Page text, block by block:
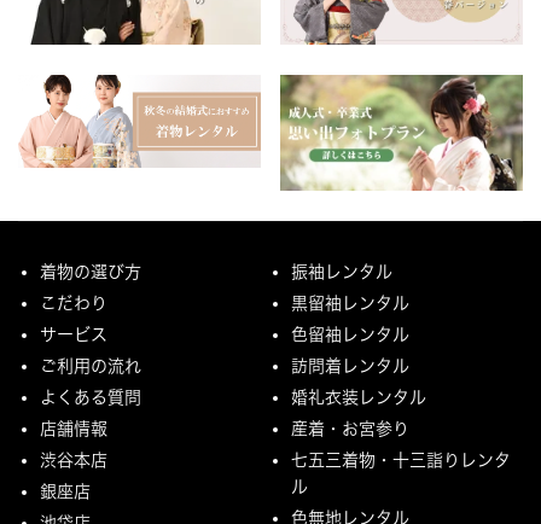
着物の選び方
こだわり
サービス
ご利用の流れ
よくある質問
店舗情報
渋谷本店
銀座店
振袖レンタル
黒留袖レンタル
色留袖レンタル
訪問着レンタル
婚礼衣装レンタル
産着・お宮参り
七五三着物・十三詣りレンタ
ル
色無地レンタル